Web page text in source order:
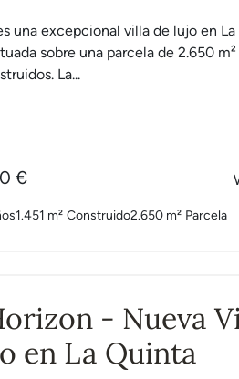
una excepcional villa de lujo en
sobre una parcela de 2.650
La...
€
1.451 m² Construido2.650 m² Parcela
- Nueva
en La Quinta